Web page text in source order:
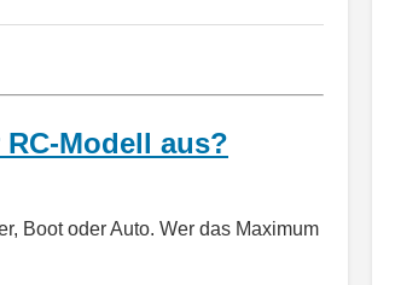
Modell aus?
Boot oder Auto. Wer das Maximum